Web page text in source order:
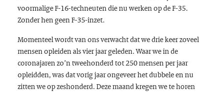
voormalige F-16-techneuten die nu werken op de F-35.
Zonder hen geen F-35-inzet.
Momenteel wordt van ons verwacht dat we drie keer zoveel
mensen opleiden als vier jaar geleden. Waar we in de
coronajaren zo’n tweehonderd tot 250 mensen per jaar
opleidden, was dat vorig jaar ongeveer het dubbele en nu
zitten we op zeshonderd. Deze maand kregen we te horen